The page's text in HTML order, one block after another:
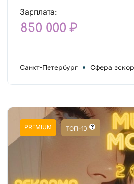
Зарплата:
850 000 ₽
Санкт-Петербург Сфера
PREMIUM ТОП-10